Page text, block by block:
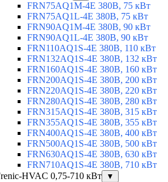
FRN75AQ1M-4E 380В, 75 кВт
FRN75AQ1L-4E 380В, 75 кВт
FRN90AQ1M-4E 380В, 90 кВт
FRN90AQ1L-4E 380В, 90 кВт
FRN110AQ1S-4E 380В, 110 кВт
FRN132AQ1S-4E 380В, 132 кВт
FRN160AQ1S-4E 380В, 160 кВт
FRN200AQ1S-4E 380В, 200 кВт
FRN220AQ1S-4E 380В, 220 кВт
FRN280AQ1S-4E 380В, 280 кВт
FRN315AQ1S-4E 380В, 315 кВт
FRN355AQ1S-4E 380В, 355 кВт
FRN400AQ1S-4E 380В, 400 кВт
FRN500AQ1S-4E 380В, 500 кВт
FRN630AQ1S-4E 380В, 630 кВт
FRN710AQ1S-4E 380В, 710 кВт
HVAC 0,75-710 кВт
▼